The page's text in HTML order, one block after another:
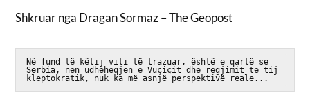
Shkruar nga Dragan Sormaz – The Geopost
Në fund të këtij viti të trazuar, është e qartë se
Serbia, nën udhëheqjen e Vuçiçit dhe regjimit të tij
kleptokratik, nuk ka më asnjë perspektivë reale...